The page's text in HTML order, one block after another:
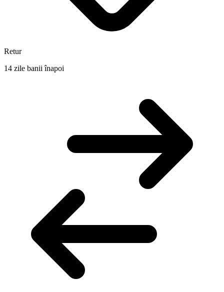
Retur
14 zile banii înapoi